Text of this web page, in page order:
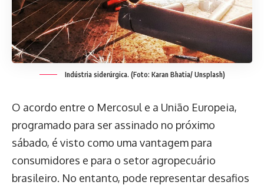
Indústria siderúrgica. (Foto: Karan Bhatia/ Unsplash)
O acordo entre o Mercosul e a União Europeia,
programado para ser assinado no próximo
sábado, é visto como uma vantagem para
consumidores e para o setor agropecuário
brasileiro. No entanto, pode representar desafios